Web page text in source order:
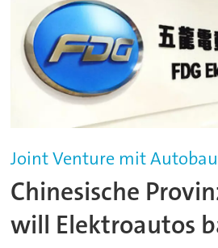
Joint Venture mit
Chinesische
will Elektroautos